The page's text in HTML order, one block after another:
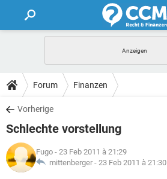
FORUM
TIPPS
Forum Finanzen
Vorherige
Schlechte vorstellung
Fugo - 23 Feb 2011 à 21:29
mittenberger - 23 Feb 2011 à 21:30